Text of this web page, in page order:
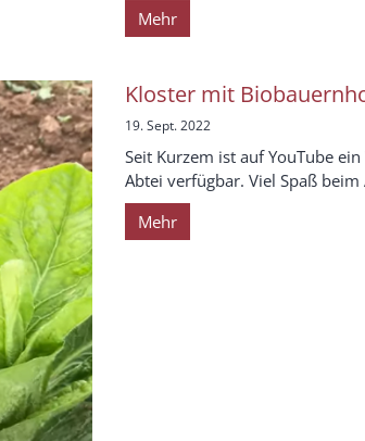
Mehr
Kloster mit
19. Sept. 2022
Seit Kurzem ist auf YouTube
Abtei verfügbar. Viel Spaß beim
Mehr